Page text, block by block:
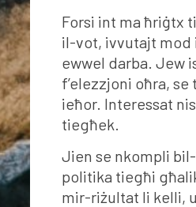
Forsi int ma ħriġtx
il-vot, ivvutajt mod
ewwel darba. Jew
f’elezzjoni oħra,
ieħor. Interessat
tiegħek.
Jien se nkompli
politika tiegħi
mir-riżultat li kelli,